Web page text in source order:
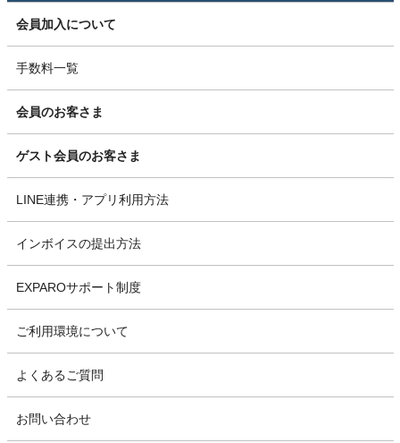
会員加入について
手数料一覧
会員のお客さま
ゲスト会員のお客さま
LINE連携・アプリ利用方法
インボイスの提出方法
EXPAROサポート制度
ご利用環境について
よくあるご質問
お問い合わせ